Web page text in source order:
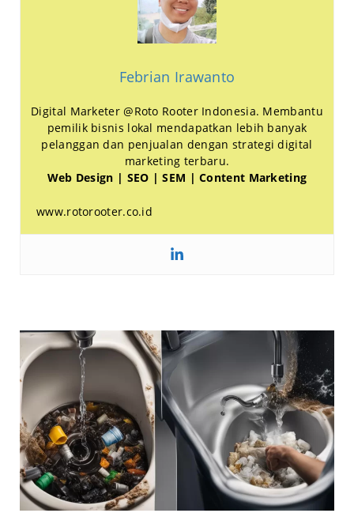
Febrian Irawanto
Digital Marketer @Roto Rooter Indonesia. Membantu
pemilik bisnis lokal mendapatkan lebih banyak
pelanggan dan penjualan dengan strategi digital
marketing terbaru.
Web Design | SEO | SEM | Content Marketing
www.rotorooter.co.id